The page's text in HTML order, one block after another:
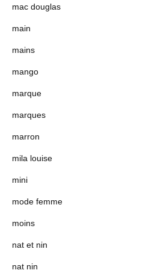
mac douglas
main
mains
mango
marque
marques
marron
mila louise
mini
mode femme
moins
nat et nin
nat nin